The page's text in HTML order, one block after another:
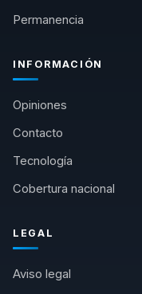
Permanencia
INFORMACIÓN
Opiniones
Contacto
Tecnología
Cobertura nacional
LEGAL
Aviso legal